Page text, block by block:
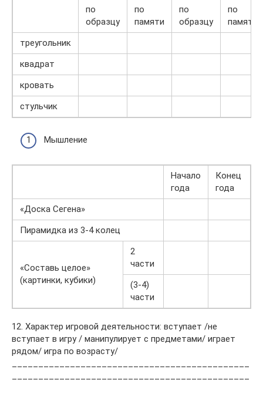
по
образцу
по
памяти
по
образцу
по
памяти
треугольник
квадрат
кровать
стульчик
Мышление
Начало
года
Конец
года
«Доска Сегена»
Пирамидка из 3-4 колец
«Составь целое»
(картинки, кубики)
2
части
(3-4)
части
12. Характер игровой деятельности: вступает /не
вступает в игру / манипулирует с предметами/ играет
рядом/ игра по возрасту/